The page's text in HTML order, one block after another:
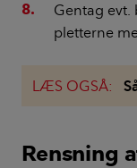
Gentag
pletterne
LÆS OGSÅ:
Rensning